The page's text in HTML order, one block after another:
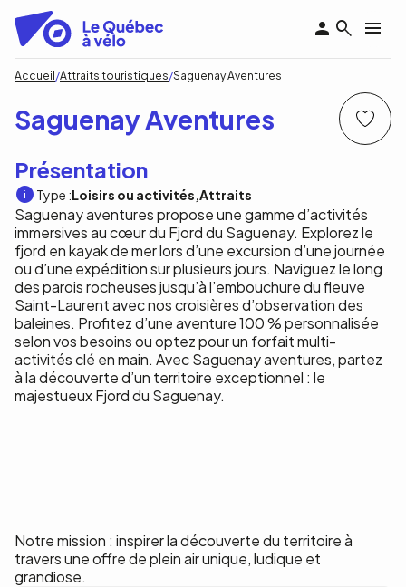
contenu
principal
Fil
d'Ariane
Accueil Attraits touristiques Saguenay Aventures
Saguenay Aventures
Présentation
Type :Loisirs ou activités Attraits
Saguenay aventures propose une gamme d’activités
immersives au cœur du Fjord du Saguenay. Explorez le
fjord en kayak de mer lors d’une excursion d’une journée
ou d’une expédition sur plusieurs jours. Naviguez le long
des parois rocheuses jusqu’à l’embouchure du fleuve
Saint-Laurent avec nos croisières d’observation des
baleines. Profitez d’une aventure 100 % personnalisée
selon vos besoins ou optez pour un forfait multi-
activités clé en main. Avec Saguenay aventures, partez
à la découverte d’un territoire exceptionnel : le
majestueux Fjord du Saguenay.
Notre mission : inspirer la découverte du territoire à
travers une offre de plein air unique, ludique et
grandiose.